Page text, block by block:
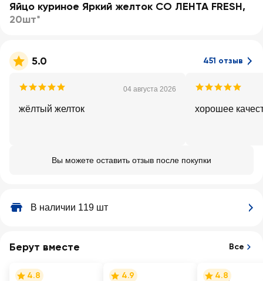
Яйцо куриное Яркий желток СО ЛЕНТА FRESH,
20шт*
5.0 451 отзыв
04 августа 2026
жёлтый желток хорошее
Вы можете оставить отзыв после покупки
В наличии 119 шт
Берут вместе Все
4.8 4.9 4.8